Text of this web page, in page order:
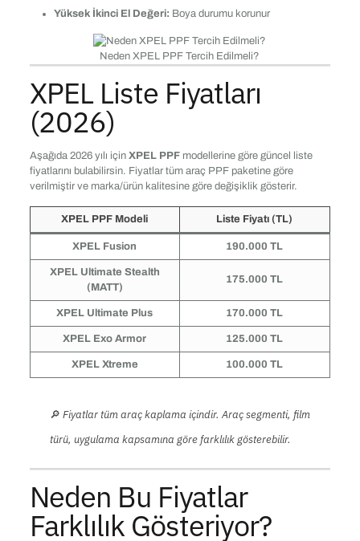
Yüksek İkinci El Değeri: Boya durumu korunur
Neden XPEL PPF Tercih Edilmeli?
XPEL Liste Fiyatları
(2026)
Aşağıda 2026 yılı için XPEL PPF modellerine göre güncel liste
fiyatlarını bulabilirsin. Fiyatlar tüm araç PPF paketine göre
verilmiştir ve marka/ürün kalitesine göre değişiklik gösterir.
XPEL PPF Modeli Liste Fiyatı (TL)
XPEL Fusion 190.000 TL
XPEL Ultimate Stealth
(MATT)
175.000 TL
XPEL Ultimate Plus 170.000 TL
XPEL Exo Armor 125.000 TL
XPEL Xtreme 100.000 TL
🔎 Fiyatlar tüm araç kaplama içindir. Araç segmenti, film
türü, uygulama kapsamına göre farklılık gösterebilir.
Neden Bu Fiyatlar
Farklılık Gösteriyor?